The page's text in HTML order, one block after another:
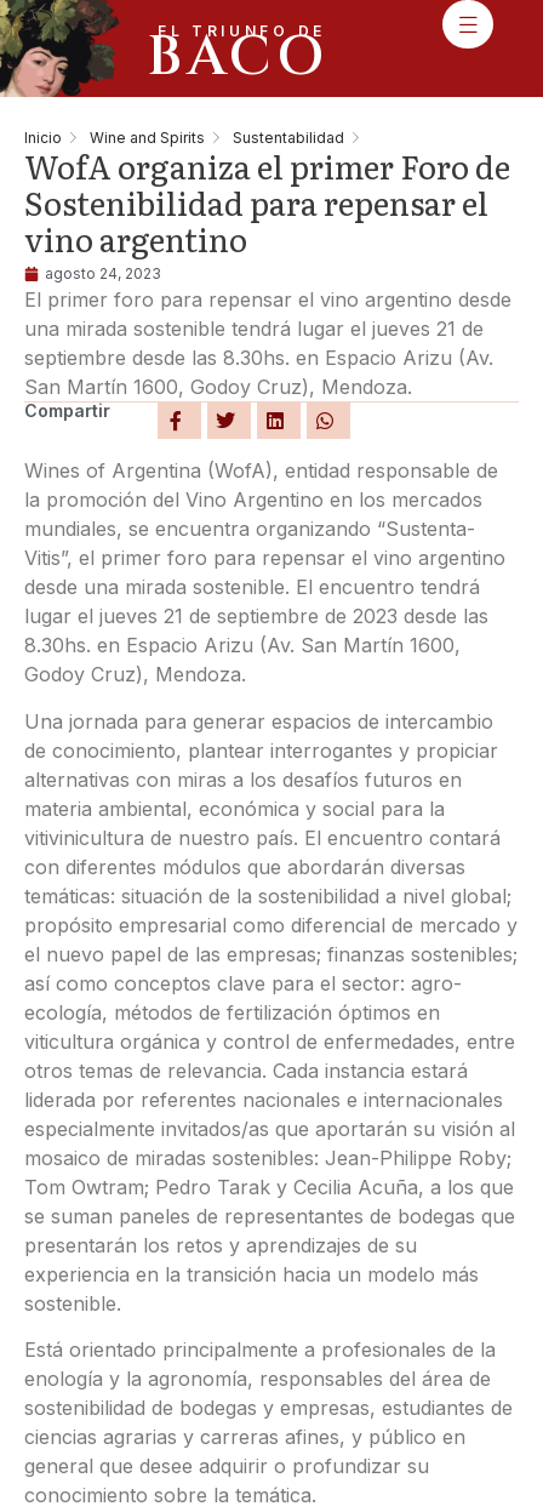
EL TRIUNFO DE
BACO
Inicio Wine and Spirits Sustentabilidad
WofA organiza el primer Foro de
Sostenibilidad para repensar el
vino argentino
agosto 24, 2023
El primer foro para repensar el vino argentino desde
una mirada sostenible tendrá lugar el jueves 21 de
septiembre desde las 8.30hs. en Espacio Arizu (Av.
San Martín 1600, Godoy Cruz), Mendoza.
Compartir
Wines of Argentina (WofA), entidad responsable de
la promoción del Vino Argentino en los mercados
mundiales, se encuentra organizando “Sustenta-
Vitis”, el primer foro para repensar el vino argentino
desde una mirada sostenible. El encuentro tendrá
lugar el jueves 21 de septiembre de 2023 desde las
8.30hs. en Espacio Arizu (Av. San Martín 1600,
Godoy Cruz), Mendoza.
Una jornada para generar espacios de intercambio
de conocimiento, plantear interrogantes y propiciar
alternativas con miras a los desafíos futuros en
materia ambiental, económica y social para la
vitivinicultura de nuestro país. El encuentro contará
con diferentes módulos que abordarán diversas
temáticas: situación de la sostenibilidad a nivel global;
propósito empresarial como diferencial de mercado y
el nuevo papel de las empresas; finanzas sostenibles;
así como conceptos clave para el sector: agro-
ecología, métodos de fertilización óptimos en
viticultura orgánica y control de enfermedades, entre
otros temas de relevancia. Cada instancia estará
liderada por referentes nacionales e internacionales
especialmente invitados/as que aportarán su visión al
mosaico de miradas sostenibles: Jean-Philippe Roby;
Tom Owtram; Pedro Tarak y Cecilia Acuña, a los que
se suman paneles de representantes de bodegas que
presentarán los retos y aprendizajes de su
experiencia en la transición hacia un modelo más
sostenible.
Está orientado principalmente a profesionales de la
enología y la agronomía, responsables del área de
sostenibilidad de bodegas y empresas, estudiantes de
ciencias agrarias y carreras afines, y público en
general que desee adquirir o profundizar su
conocimiento sobre la temática.